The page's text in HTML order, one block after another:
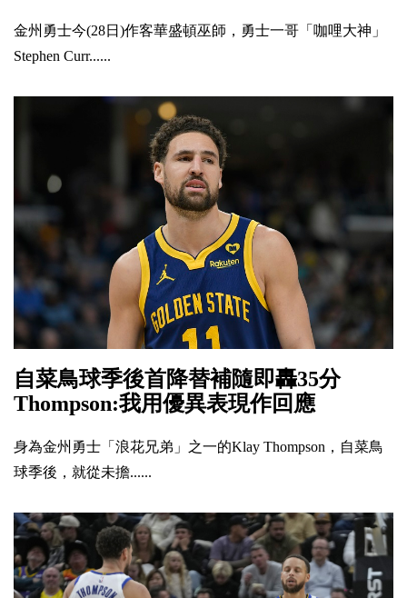
金州勇士今(28日)作客華盛頓巫師，勇士一哥「咖哩大神」
Stephen Curr......
自菜鳥球季後首降替補隨即轟35分
Thompson:我用優異表現作回應
身為金州勇士「浪花兄弟」之一的Klay Thompson，自菜鳥
球季後，就從未擔......